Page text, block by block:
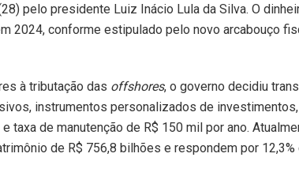
pelo presidente Luiz Inácio Lula da Silva. O
2024, conforme estipulado pelo novo arcabouço
à tributação das offshores, o governo decidiu
instrumentos personalizados de
taxa de manutenção de R$ 150 mil por ano.
de R$ 756,8 bilhões e respondem por